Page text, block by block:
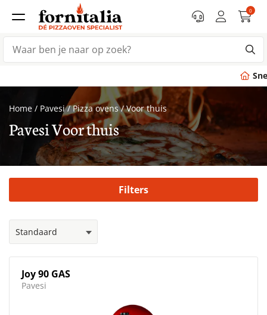
0
Snelle levering
Home / Pavesi / Pizza ovens / Voor thuis
Pavesi Voor thuis
Filters
Joy 90 GAS
Pavesi